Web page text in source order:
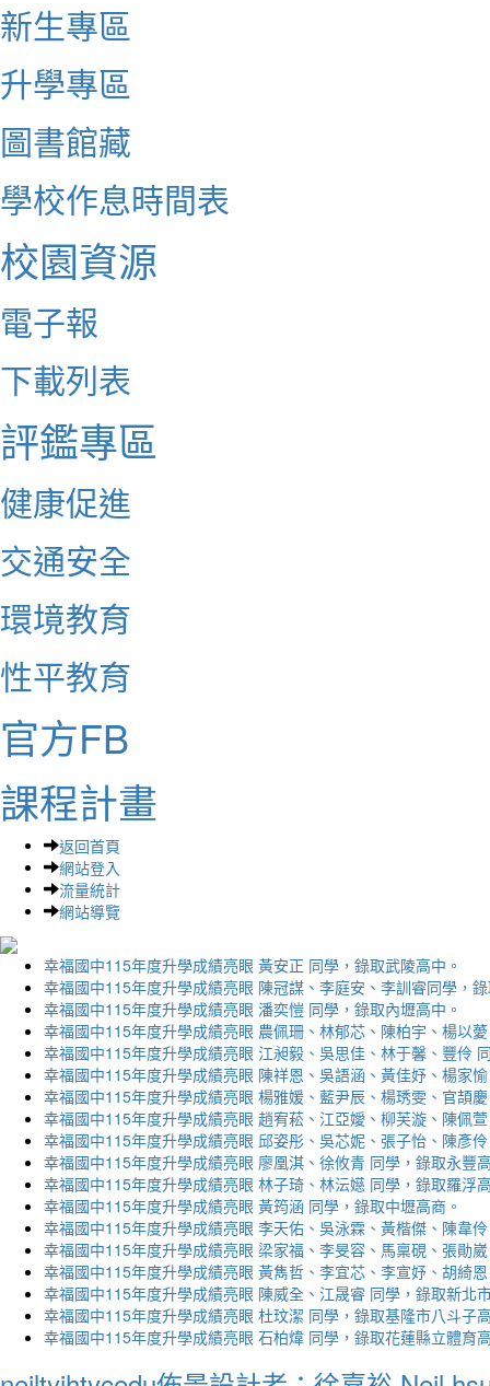
新生專區
升學專區
圖書館藏
學校作息時間表
校園資源
電子報
下載列表
評鑑專區
健康促進
交通安全
環境教育
性平教育
官方FB
課程計畫
返回首頁
網站登入
流量統計
網站導覽
幸福國中115年度升學成績亮眼 黃安正 同學，錄取武陵高中。
幸福國中115年度升學成績亮眼 陳冠謀、李庭安、李訓睿同學，
幸福國中115年度升學成績亮眼 潘奕愷 同學，錄取內壢高中。
幸福國中115年度升學成績亮眼 農佩珊、林郁芯、陳柏宇、楊以
幸福國中115年度升學成績亮眼 江昶毅、吳思佳、林于馨、豐伶
幸福國中115年度升學成績亮眼 陳祥恩、吳語涵、黃佳妤、楊家
幸福國中115年度升學成績亮眼 楊雅媛、藍尹辰、楊琇雯、官頡
幸福國中115年度升學成績亮眼 趙宥菘、江亞嬡、柳芙漩、陳佩
幸福國中115年度升學成績亮眼 邱姿彤、吳芯妮、張子怡、陳彥
幸福國中115年度升學成績亮眼 廖凰淇、徐攸青 同學，錄取永豐
幸福國中115年度升學成績亮眼 林子琦、林沄嬨 同學，錄取羅浮
幸福國中115年度升學成績亮眼 黃筠涵 同學，錄取中壢高商。
幸福國中115年度升學成績亮眼 李天佑、吳泳霖、黃楷傑、陳韋
幸福國中115年度升學成績亮眼 梁家福、李旻容、馬稟硯、張勛
幸福國中115年度升學成績亮眼 黃雋哲、李宜芯、李宣妤、胡綺
幸福國中115年度升學成績亮眼 陳威全、江晟睿 同學，錄取新北
幸福國中115年度升學成績亮眼 杜玟潔 同學，錄取基隆市八斗子
幸福國中115年度升學成績亮眼 石柏煒 同學，錄取花蓮縣立體育